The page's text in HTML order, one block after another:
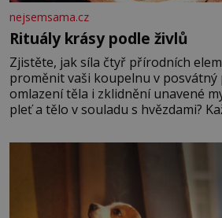
nejsemsama.cz
Rituály krásy podle živlů
Zjistěte, jak síla čtyř přírodních
proměnit vaši koupelnu v
omlazení těla i zklidnění unavené
pleť a tělo v souladu s hvězdami?
povaze, ale i v potřebách naší
Ženy narozené ve znamení Berana,
nesou žár, odvahu a neutuchající